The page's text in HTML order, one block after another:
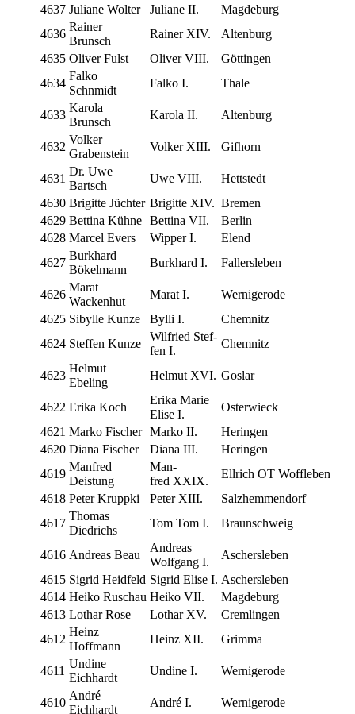
4637 Juli­a­ne Wolter Juli­a­ne II.
Mag­de­burg
4636
Rai­ner
Brunsch
Rai­ner XIV.
Alten­burg
4635 Oli­ver Fulst Oli­ver VIII.
Göt­tin­gen
4634
Fal­ko
Schnmidt
Fal­ko I. Tha­le
4633
Karola
Brunsch
Karola II. Alten­burg
4632
Vol­ker
Grabenstein
Vol­ker XIII. Gif­horn
4631
Dr. Uwe
Bartsch
Uwe VIII.
Hett­stedt
4630 Bri­git­te Jüchter Bri­git­te XIV. Bre­men
4629 Bet­ti­na Kühne Bet­ti­na VII.
Ber­lin
4628 Mar­cel Evers Wip­per I.
Elend
4627
Burk­hard
Bökelmann
Burk­hard I. Fal­lersle­ben
4626
Marat
Wackenhut
Marat I.
Wer­ni­ge­ro­de
4625 Siby­l­le Kunze Byl­li I.
Chem­nitz
4624 Stef­fen Kunze
Wil­fried Stef­
fen I.
Chem­nitz
4623
Hel­mut
Ebeling
Hel­mut XVI. Gos­lar
4622 Eri­ka Koch
Eri­ka Marie
Eli­se I.
Oster­wieck
4621 Mar­ko Fischer Mar­ko II.
Her­in­gen
4620 Dia­na Fischer Dia­na III.
Her­in­gen
4619
Man­fred
Deistung
Man­
fred XXIX.
Ell­rich OT Woffleben
4618 Peter Kruppki Peter XIII.
Salz­hem­men­dorf
4617
Tho­mas
Diedrichs
Tom Tom I. Braun­schweig
4616 Andre­as Beau
Andre­as
Wolf­gang I.
Ascher­sle­ben
4615 Sigrid Heidfeld Sigrid Eli­se I. Ascher­sle­ben
4614 Hei­ko Ruschau Hei­ko VII.
Mag­de­burg
4613 Lot­har Rose Lot­har XV.
Crem­lin­gen
4612
Heinz
Hoffmann
Heinz XII. Grim­ma
4611
Undi­ne
Eichhardt
Undi­ne I. Wer­ni­ge­ro­de
4610
André
Eichhardt
André I. Wer­ni­ge­ro­de